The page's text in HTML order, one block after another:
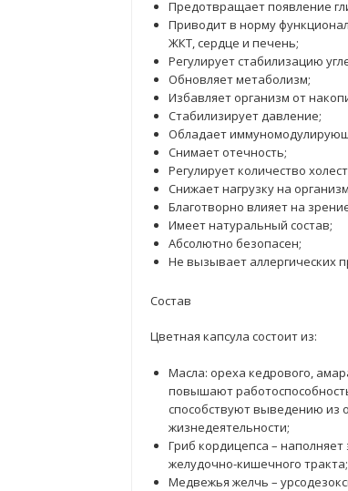
Предотвращает появление
Приводит в норму
ЖКТ, сердце и печень;
Регулирует стабилизацию
Обновляет метаболизм;
Избавляет организм от
Стабилизирует давление;
Обладает
Снимает отечность;
Регулирует количество
Снижает нагрузку на
Благотворно влияет на
Имеет натуральный состав;
Абсолютно безопасен;
Не вызывает аллергических
Состав
Цветная капсула состоит из:
Масла: ореха кедрового,
повышают
способствуют выведению из
жизнедеятельности;
Гриб кордицепса –
желудочно-кишечного тракта;
Медвежья желчь –